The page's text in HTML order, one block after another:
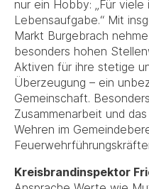
nur ein Hobby: „Für
Lebensaufgabe.“ Mit
Markt Burgebrach
besonders hohen
Aktiven für ihre stetige
Überzeugung – ein
Gemeinschaft.
Zusammenarbeit und
Wehren im
Kreisbrandinspektor